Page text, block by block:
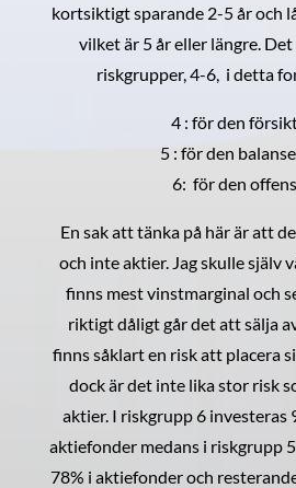
kortsiktigt sparande 2-5 år och
vilket är 5 år eller längre.
riskgrupper, 4-6, i detta
4 : för den
5 : för den
6: för den
En sak att tänka på här är att
och inte aktier. Jag skulle själv
finns mest vinstmarginal och
riktigt dåligt går det att sälja
finns såklart en risk att placera
dock är det inte lika stor risk
aktier. I riskgrupp 6 investeras
aktiefonder medans i riskgrupp
78% i aktiefonder och